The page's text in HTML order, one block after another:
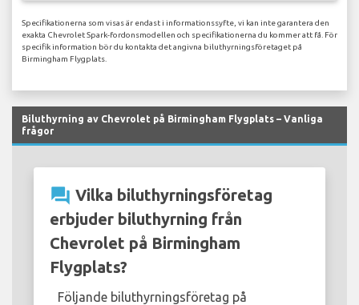
Specifikationerna som visas är endast i informationssyfte, vi kan inte garantera den
exakta Chevrolet Spark-fordonsmodellen och specifikationerna du kommer att få. För
specifik information bör du kontakta det angivna biluthyrningsföretaget på
Birmingham Flygplats.
Biluthyrning av Chevrolet på Birmingham Flygplats – Vanliga
frågor
question_answer Vilka biluthyrningsföretag
erbjuder biluthyrning från
Chevrolet på Birmingham
Flygplats?
Följande biluthyrningsföretag på